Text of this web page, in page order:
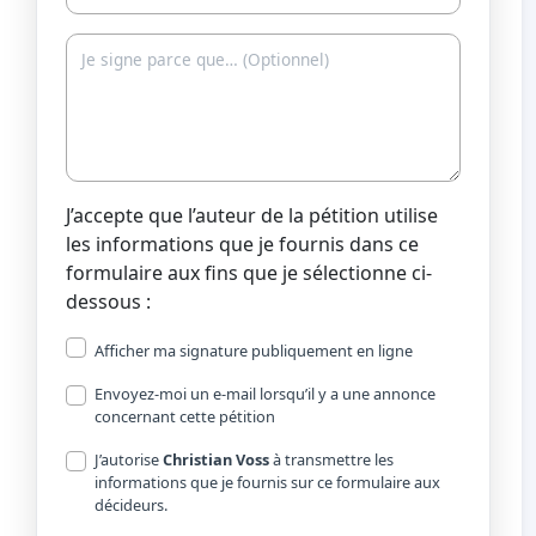
J’accepte que l’auteur de la pétition utilise
les informations que je fournis dans ce
formulaire aux fins que je sélectionne ci-
dessous :
Afficher ma signature publiquement en ligne
Envoyez-moi un e-mail lorsqu’il y a une annonce
concernant cette pétition
J’autoriseChristian Vossà transmettre les
informations que je fournis sur ce formulaire aux
décideurs.